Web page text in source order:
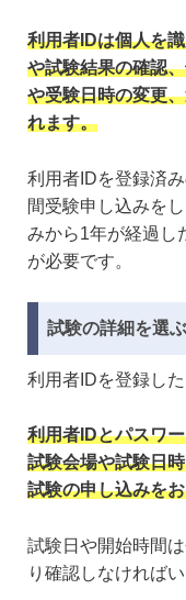
利用者IDは個人を
や試験結果の確認
や受験日時の変更
れます。
利用者IDを登録済
間受験申し込みを
みから1年が経過し
が必要です。
試験の詳細を選ぶ
利用者IDを登録し
利用者IDとパスワ
試験会場や試験日
試験の申し込みを
試験日や開始時間
り確認しなければい